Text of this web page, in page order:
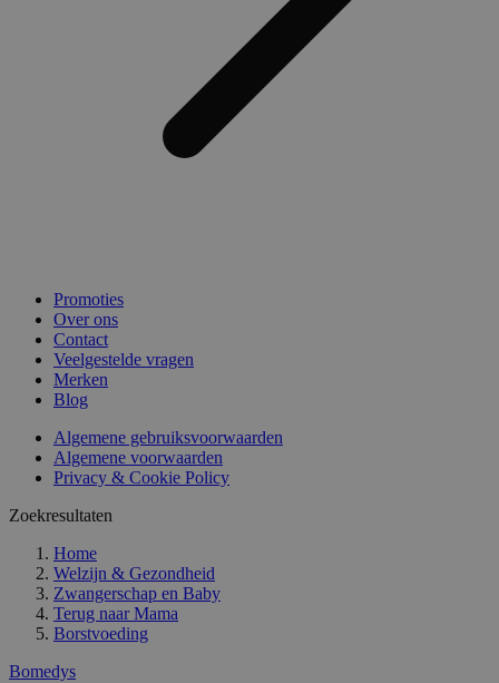
Promoties
Over ons
Contact
Veelgestelde vragen
Merken
Blog
Algemene gebruiksvoorwaarden
Algemene voorwaarden
Privacy & Cookie Policy
Zoekresultaten
Home
Welzijn & Gezondheid
Zwangerschap en Baby
Terug naar Mama
Borstvoeding
Bomedys